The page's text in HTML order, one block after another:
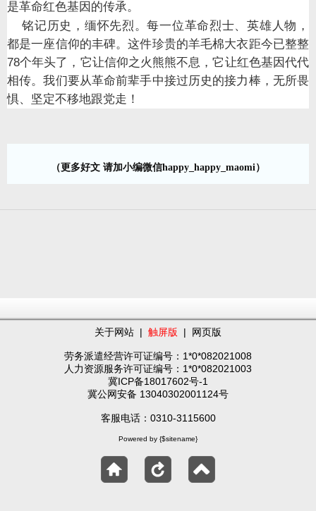
是革命红色基因的传承。
铭记历史，缅怀先烈。每一位革命烈士、英雄人物，
都是一座信仰的丰碑。这件珍贵的羊毛棉大衣距今已整整
78个年头了，它让信仰之火熊熊不息，它让红色基因代代
相传。我们要从革命前辈手中接过历史的接力棒，无所畏
惧、坚定不移地跟党走！
（更多好文 请加小编微信happy_happy_maomi）
关于网站 | 触屏版 | 网页版
劳务派遣经营许可证编号：1*0*082021008
人力资源服务许可证编号：1*0*082021003
冀ICP备18017602号-1
冀公网安备 13040302001124号
客服电话：0310-3115600
Powered by {$sitename}